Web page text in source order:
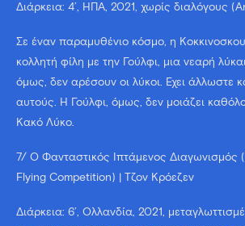
Διάρκεια: 4’, ΗΠΑ, 2021, χωρίς διαλόγους
Σε έναν παραμυθένιο κόσμο, η
κολλητή φίλη με την Γούλφι, μια νεαρή
όμως, δεν αρέσουν οι λύκοι. Έχει άλλωστε
αυτούς. Η Γούλφι, όμως, δεν μοιάζει
Κακό Λύκο.
7/ Ο Φανταστικός Ιπτάμενος Διαγωνισμός
Flying Competition) | Τζον Κρόεζεν
Διάρκεια: 6’, Ολλανδία, 2021,